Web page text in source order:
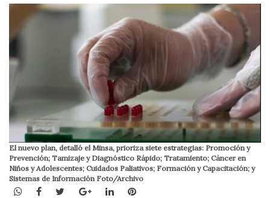
El nuevo plan, detalló el Minsa, prioriza siete estrategias: Promoción y
Prevención; Tamizaje y Diagnóstico Rápido; Tratamiento; Cáncer en
Niños y Adolescentes; Cuidados Paliativos; Formación y Capacitación; y
Sistemas de Información Foto/Archivo
WhatsApp
Facebook
TwitterGoogle+LinkedInPinterest